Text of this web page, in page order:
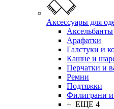
Аксессуары для
Аксельбанты
Арафатки
Галстуки и
Кашне и
Перчатки и
Ремни
Подтяжки
Филиграни
+ ЕЩЕ 4